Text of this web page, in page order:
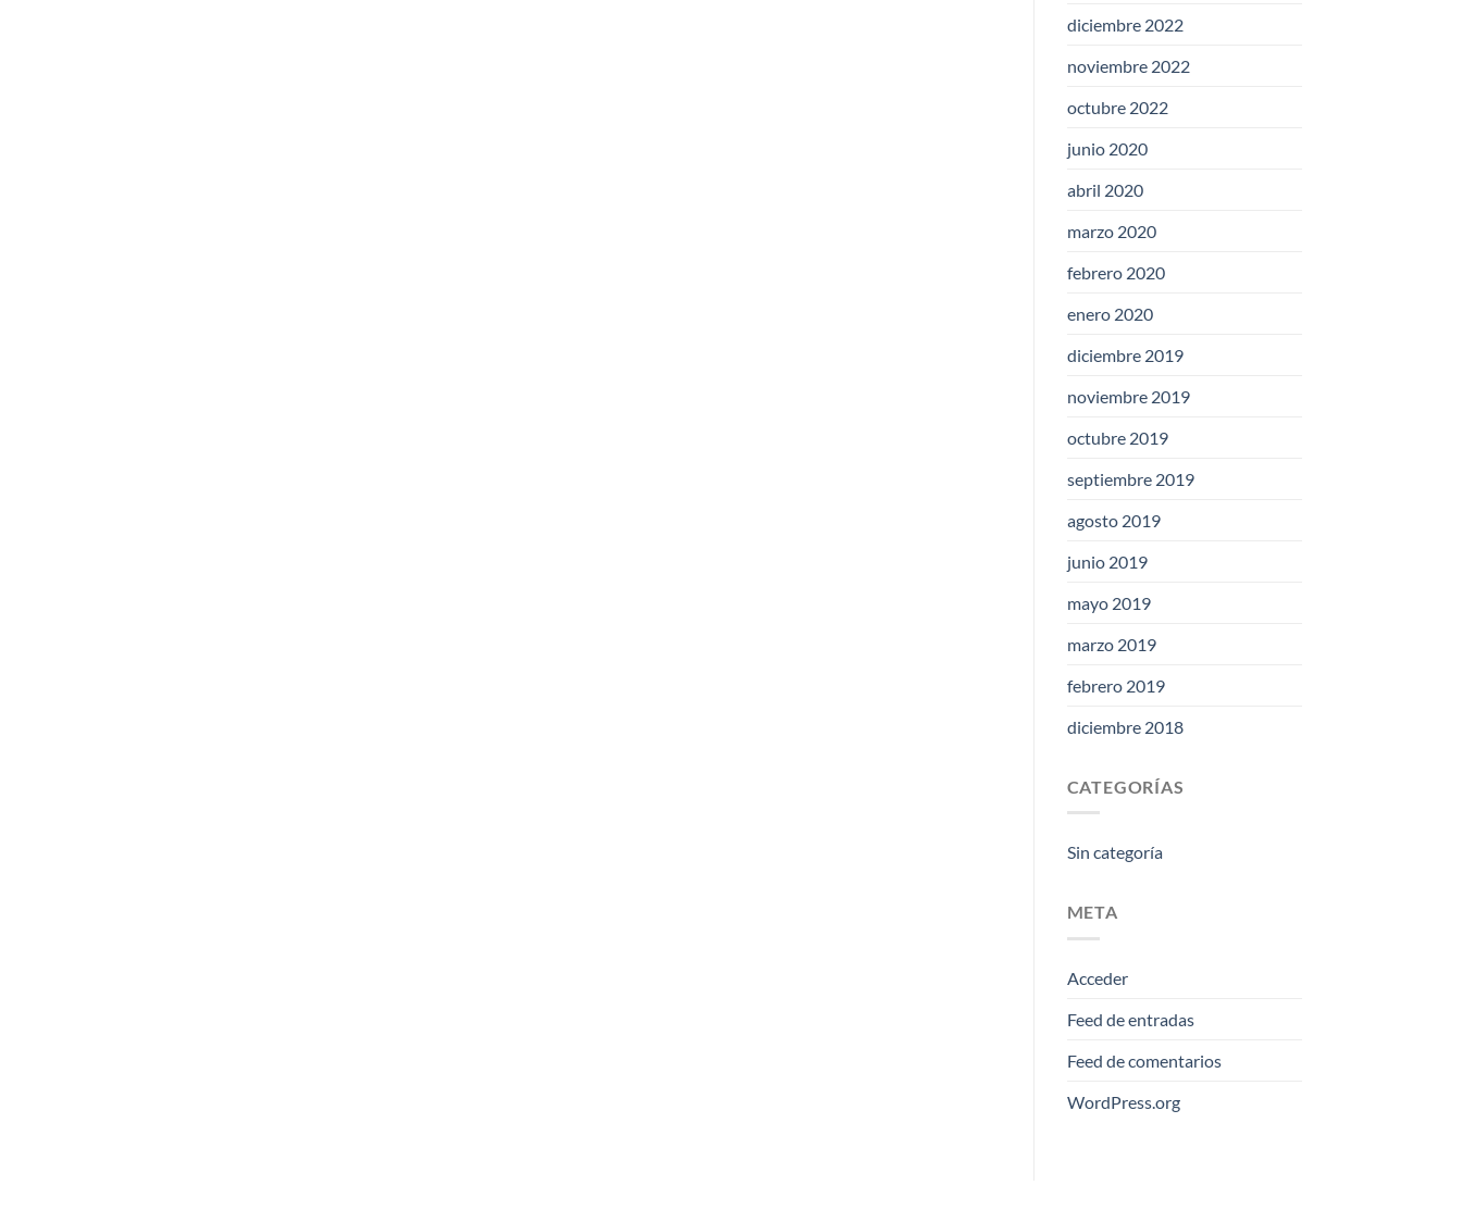
diciembre 2022
noviembre 2022
octubre 2022
junio 2020
abril 2020
marzo 2020
febrero 2020
enero 2020
diciembre 2019
noviembre 2019
octubre 2019
septiembre 2019
agosto 2019
junio 2019
mayo 2019
marzo 2019
febrero 2019
diciembre 2018
CATEGORÍAS
Sin categoría
META
Acceder
Feed de entradas
Feed de comentarios
WordPress.org